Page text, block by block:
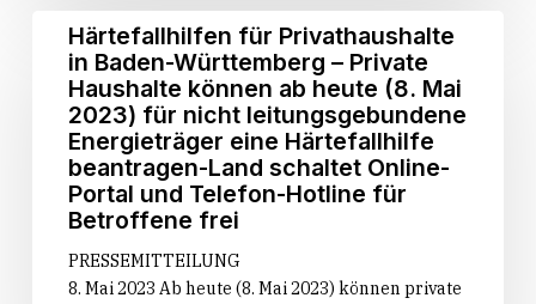
Projekte
einen
starken
Ländlichen
Raum
Härtefallhilfen
Privathaushalte
Baden-
Württemberg
Private
können
Härtefallhilfen für Privathaushalte
in Baden-Württemberg – Private
Haushalte können ab heute (8. Mai
2023) für nicht leitungsgebundene
Energieträger eine Härtefallhilfe
beantra­gen-Land schaltet Online-
Portal und Telefon-Hotline für
Betroffene frei
PRESSEMITTEILUNG
8. Mai 2023 Ab heute (8. Mai 2023) können private